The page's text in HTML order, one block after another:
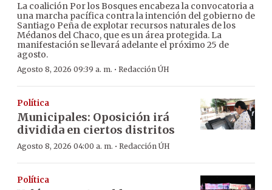
La coalición Por los Bosques encabeza la convocatoria a
una marcha pacífica contra la intención del gobierno de
Santiago Peña de explotar recursos naturales de los
Médanos del Chaco, que es un área protegida. La
manifestación se llevará adelante el próximo 25 de
agosto.
Agosto 8, 2026 09:39 a. m. · Redacción ÚH
Política
Municipales: Oposición irá
dividida en ciertos distritos
Agosto 8, 2026 04:00 a. m. · Redacción ÚH
Política